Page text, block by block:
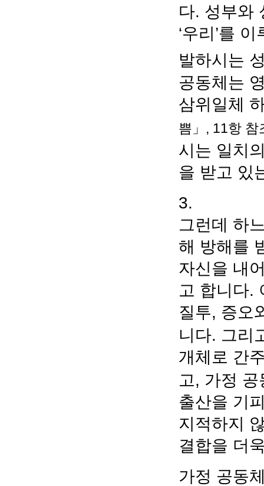
다. 성부와
‘우리’를
발하시는
공동체는
삼위일체
쁨」, 11항 참
시는 일치
을 받고 있
3.
그런데 하
해 방해를
자신을 내
고 합니다.
질투, 증오
니다. 그리
개체로 간
고, 가정
출산을 기
지적하지
결합을 더
가정 공동